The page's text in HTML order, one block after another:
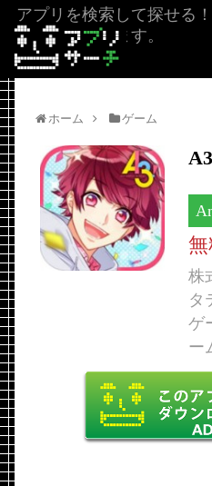
アプリを検索して探せる
を掲載しています。
ホーム ゲーム
株
タ
ゲ
ー